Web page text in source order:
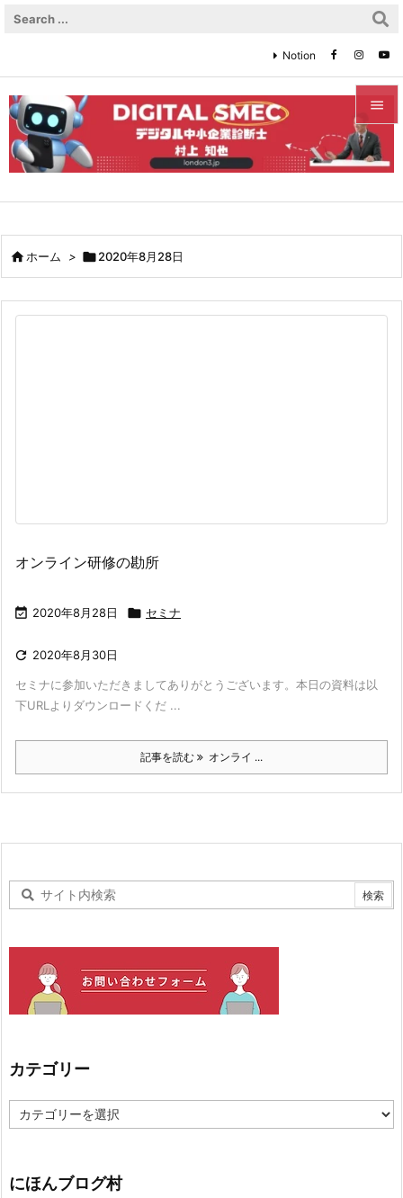


メニュ


次へ
Notion
ホーム > 2020年8月28日
オンライン研修の勘所
 2020年8月28日  セミナ
 2020年8月30日
セミナに参加いただきましてありがとうございます。本日の資料は以
下URLよりダウンロードくだ ...
記事を読む オンライ ...
カテゴリー
テ
ー
にほんブログ村